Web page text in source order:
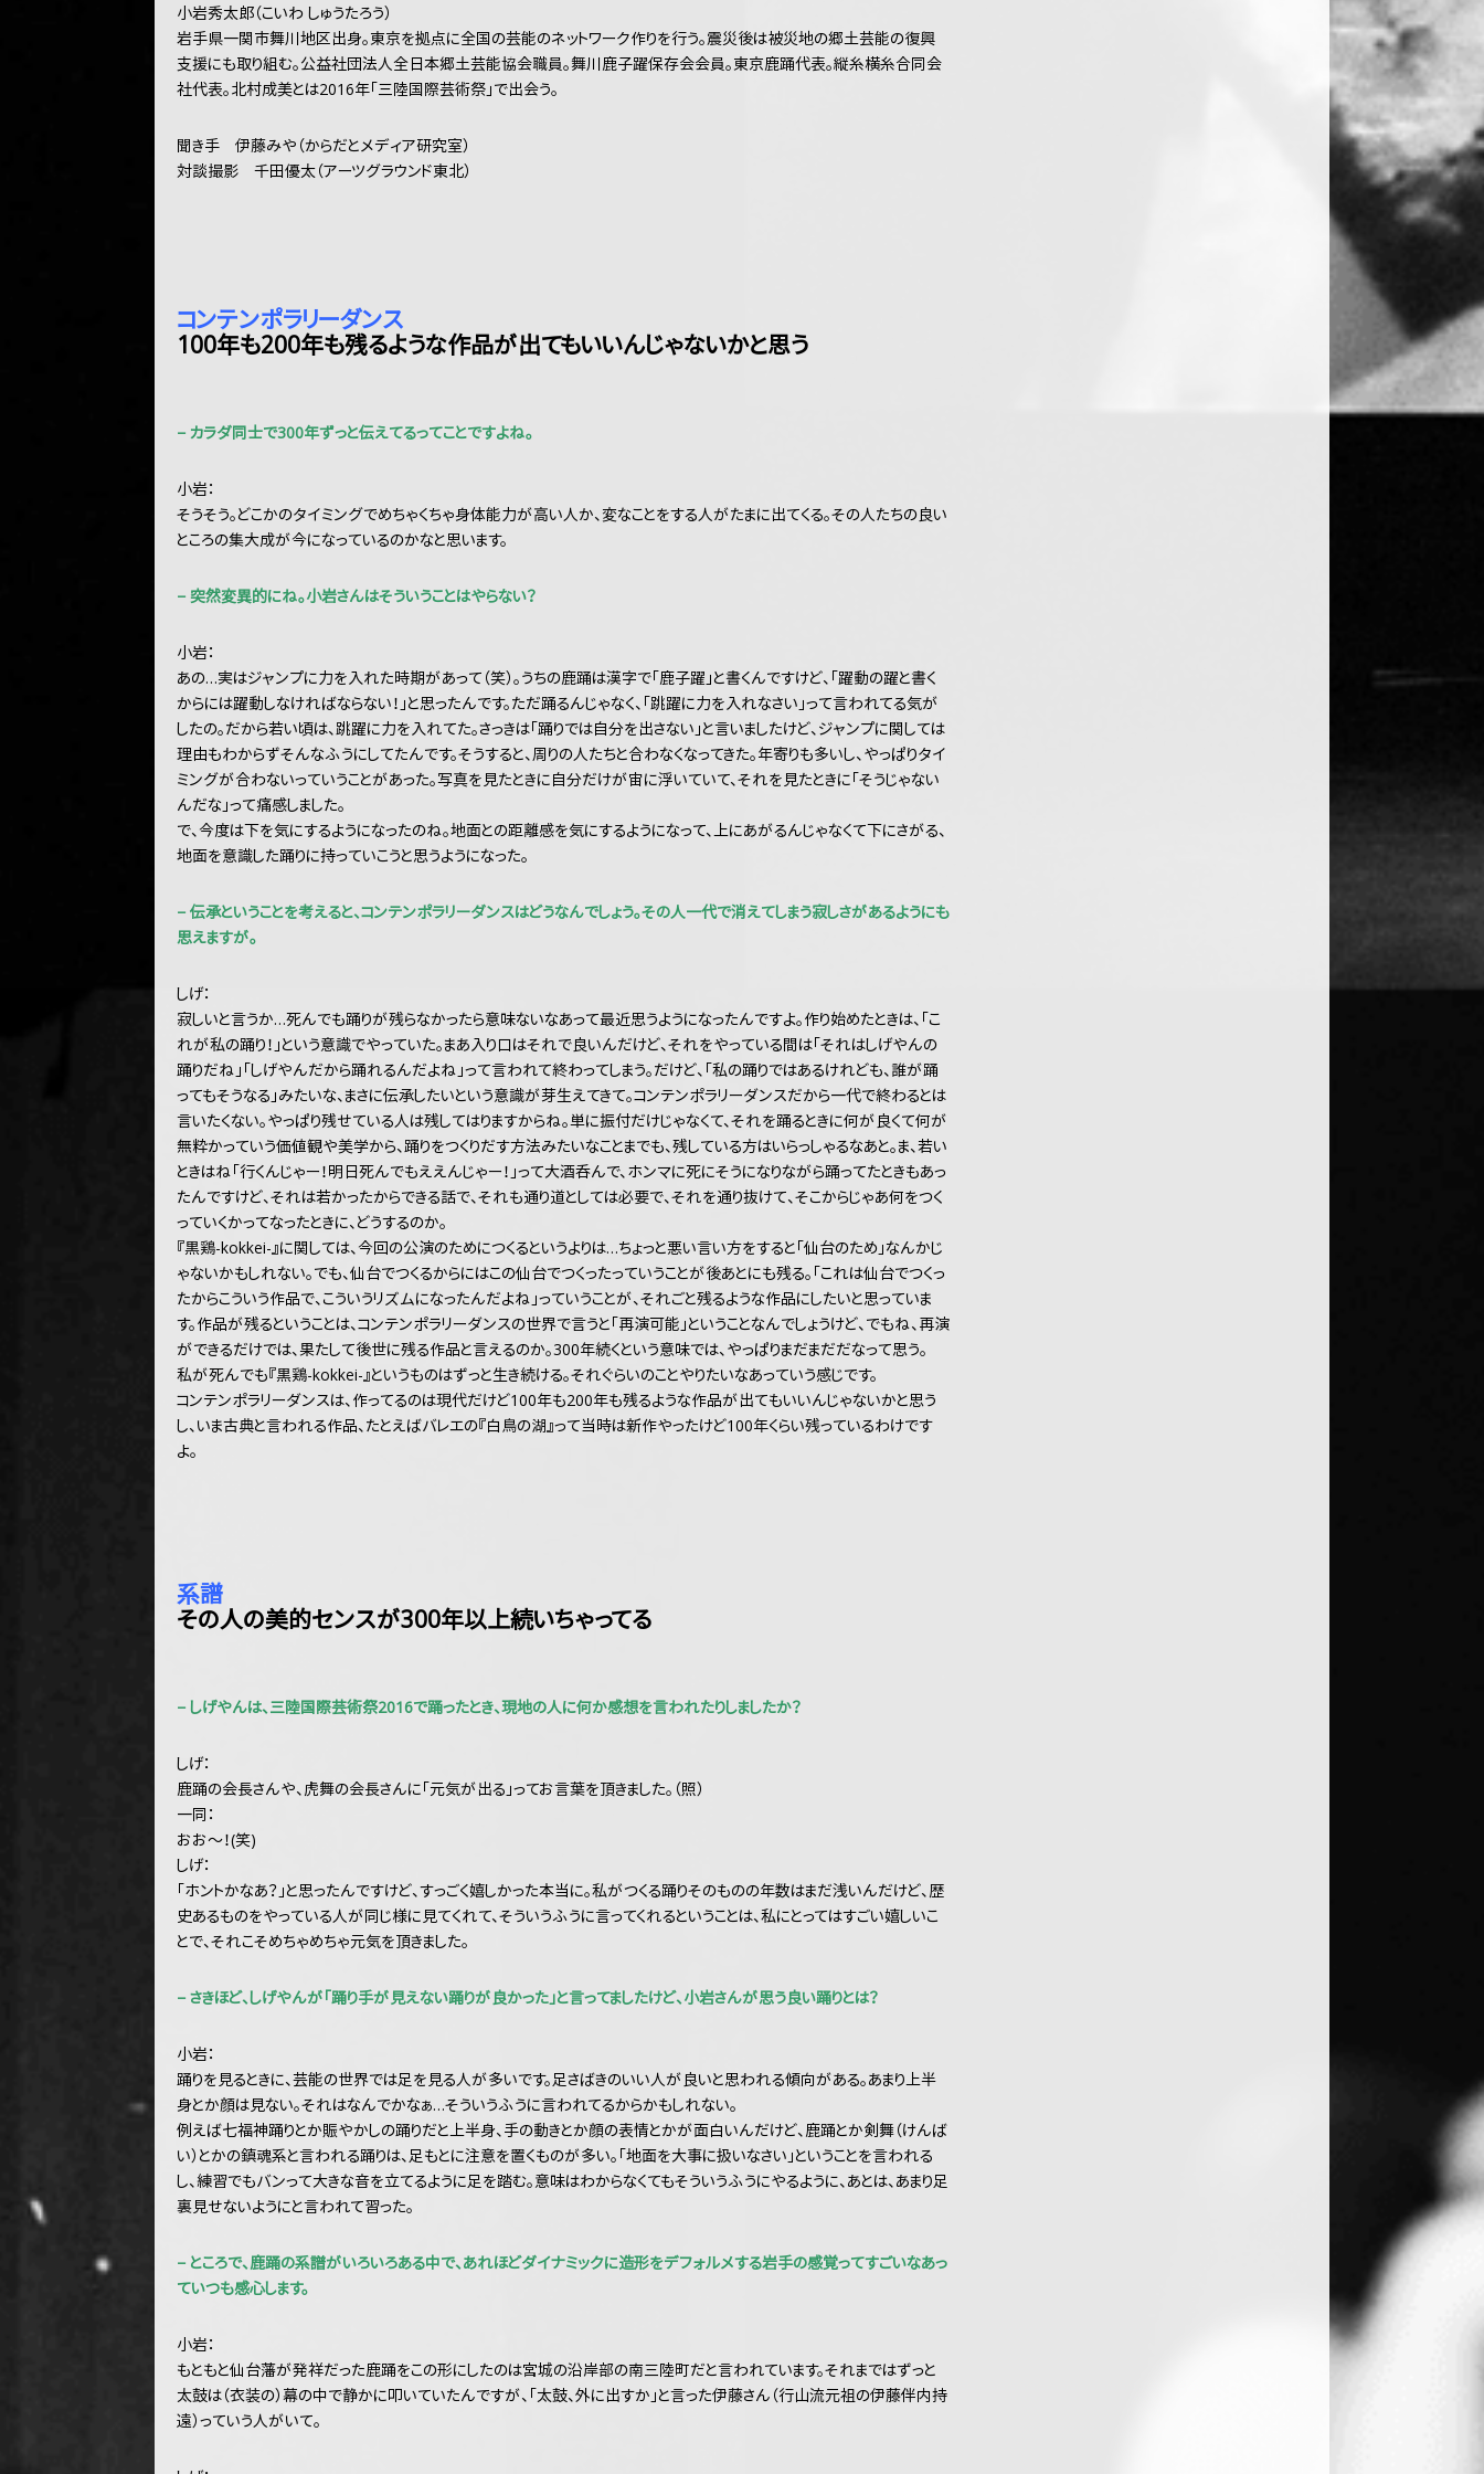
小岩秀太郎（こいわ しゅうたろう）
岩手県一関市舞川地区出身。東京を拠点に全国の芸能のネットワーク作りを行う。震災後は被災地の郷土芸能の復興
支援にも取り組む。公益社団法人全日本郷土芸能協会職員。舞川鹿子躍保存会会員。東京鹿踊代表。縦糸横糸合同会
社代表。北村成美とは2016年「三陸国際芸術祭」で出会う。
聞き手 伊藤みや（からだとメディア研究室）
対談撮影 千田優太（アーツグラウンド東北）
コンテンポラリーダンス
100年も200年も残るような作品が出てもいいんじゃないかと思う
− カラダ同士で300年ずっと伝えてるってことですよね。
小岩：
そうそう。どこかのタイミングでめちゃくちゃ身体能力が高い人か、変なことをする人がたまに出てくる。その人たちの良い
ところの集大成が今になっているのかなと思います。
− 突然変異的にね。小岩さんはそういうことはやらない？
小岩：
あの…実はジャンプに力を入れた時期があって（笑）。うちの鹿踊は漢字で「鹿子躍」と書くんですけど、「躍動の躍と書く
からには躍動しなければならない！」と思ったんです。ただ踊るんじゃなく、「跳躍に力を入れなさい」って言われてる気が
したの。だから若い頃は、跳躍に力を入れてた。さっきは「踊りでは自分を出さない」と言いましたけど、ジャンプに関しては
理由もわからずそんなふうにしてたんです。そうすると、周りの人たちと合わなくなってきた。年寄りも多いし、やっぱりタイ
ミングが合わないっていうことがあった。写真を見たときに自分だけが宙に浮いていて、それを見たときに「そうじゃない
んだな」って痛感しました。
で、今度は下を気にするようになったのね。地面との距離感を気にするようになって、上にあがるんじゃなくて下にさがる、
地面を意識した踊りに持っていこうと思うようになった。
− 伝承ということを考えると、コンテンポラリーダンスはどうなんでしょう。その人一代で消えてしまう寂しさがあるようにも
思えますが。
しげ：
寂しいと言うか…死んでも踊りが残らなかったら意味ないなあって最近思うようになったんですよ。作り始めたときは、「こ
れが私の踊り！」という意識でやっていた。まあ入り口はそれで良いんだけど、それをやっている間は「それはしげやんの
踊りだね」「しげやんだから踊れるんだよね」って言われて終わってしまう。だけど、「私の踊りではあるけれども、誰が踊
ってもそうなる」みたいな、まさに伝承したいという意識が芽生えてきて。コンテンポラリーダンスだから一代で終わるとは
言いたくない。やっぱり残せている人は残してはりますからね。単に振付だけじゃなくて、それを踊るときに何が良くて何が
無粋かっていう価値観や美学から、踊りをつくりだす方法みたいなことまでも、残している方はいらっしゃるなあと。ま、若い
ときはね「行くんじゃー！明日死んでもええんじゃー！」って大酒呑んで、ホンマに死にそうになりながら踊ってたときもあっ
たんですけど、それは若かったからできる話で、それも通り道としては必要で、それを通り抜けて、そこからじゃあ何をつく
っていくかってなったときに、どうするのか。
『黒鶏-kokkei-』に関しては、今回の公演のためにつくるというよりは…ちょっと悪い言い方をすると「仙台のため」なんかじ
ゃないかもしれない。でも、仙台でつくるからにはこの仙台でつくったっていうことが後あとにも残る。「これは仙台でつくっ
たからこういう作品で、こういうリズムになったんだよね」っていうことが、それごと残るような作品にしたいと思っていま
す。作品が残るということは、コンテンポラリーダンスの世界で言うと「再演可能」ということなんでしょうけど、でもね、再演
ができるだけでは、果たして後世に残る作品と言えるのか。300年続くという意味では、やっぱりまだまだだなって思う。
私が死んでも『黒鶏-kokkei-』というものはずっと生き続ける。それぐらいのことやりたいなあっていう感じです。
コンテンポラリーダンスは、作ってるのは現代だけど100年も200年も残るような作品が出てもいいんじゃないかと思う
し、いま古典と言われる作品、たとえばバレエの『白鳥の湖』って当時は新作やったけど100年くらい残っているわけです
よ。
系譜
その人の美的センスが300年以上続いちゃってる
− しげやんは、三陸国際芸術祭2016で踊ったとき、現地の人に何か感想を言われたりしましたか？
しげ：
鹿踊の会長さんや、虎舞の会長さんに「元気が出る」ってお言葉を頂きました。（照）
一同：
おお～！(笑)
しげ：
「ホントかなあ？」と思ったんですけど、すっごく嬉しかった本当に。私がつくる踊りそのものの年数はまだ浅いんだけど、歴
史あるものをやっている人が同じ様に見てくれて、そういうふうに言ってくれるということは、私にとってはすごい嬉しいこ
とで、それこそめちゃめちゃ元気を頂きました。
− さきほど、しげやんが「踊り手が見えない踊りが良かった」と言ってましたけど、小岩さんが思う良い踊りとは？
小岩：
踊りを見るときに、芸能の世界では足を見る人が多いです。足さばきのいい人が良いと思われる傾向がある。あまり上半
身とか顔は見ない。それはなんでかなぁ…そういうふうに言われてるからかもしれない。
例えば七福神踊りとか賑やかしの踊りだと上半身、手の動きとか顔の表情とかが面白いんだけど、鹿踊とか剣舞（けんば
い）とかの鎮魂系と言われる踊りは、足もとに注意を置くものが多い。「地面を大事に扱いなさい」ということを言われる
し、練習でもバンって大きな音を立てるように足を踏む。意味はわからなくてもそういうふうにやるように、あとは、あまり足
裏見せないようにと言われて習った。
− ところで、鹿踊の系譜がいろいろある中で、あれほどダイナミックに造形をデフォルメする岩手の感覚ってすごいなあっ
ていつも感心します。
小岩：
もともと仙台藩が発祥だった鹿踊をこの形にしたのは宮城の沿岸部の南三陸町だと言われています。それまではずっと
太鼓は（衣装の）幕の中で静かに叩いていたんですが、「太鼓、外に出すか」と言った伊藤さん（行山流元祖の伊藤伴内持
遠）っていう人がいて。